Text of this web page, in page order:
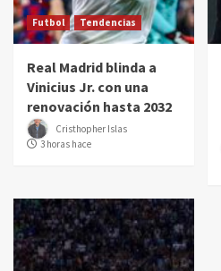
Futbol Tendencias
Real Madrid blinda a
Vinicius Jr. con una
renovación hasta 2032
Cristhopher Islas
3 horas hace